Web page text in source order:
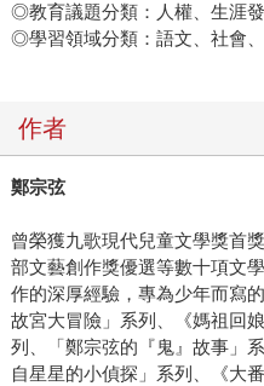
◎教育議題分類：人權、生涯
◎學習領域分類：語文、社會
作者
鄭宗弦
曾榮獲九歌現代兒童文學獎首
部文藝創作獎優選等數十項文
作的深厚經驗，專為少年而寫
故宮大冒險」系列、《媽祖回
列、「鄭宗弦的『鬼』故事」
自星星的小偵探」系列、《大